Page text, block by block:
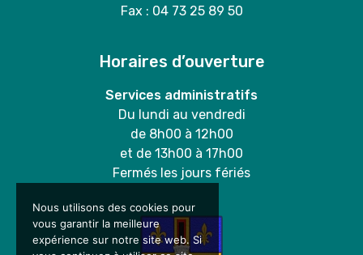
Fax : 04 73 25 89 50
Horaires d’ouverture
Services administratifs
Du lundi au vendredi
de 8h00 à 12h00
et de 13h00 à 17h00
Fermés les jours fériés
Nous utilisons des cookies pour
vous garantir la meilleure
expérience sur notre site web. Si